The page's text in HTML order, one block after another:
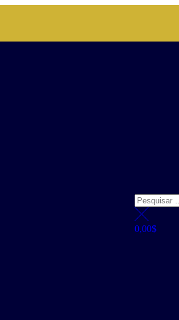
0,00$